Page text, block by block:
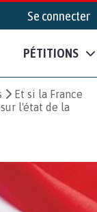
Se connecter
PÉTITIONS
Et si la France
l'état de la